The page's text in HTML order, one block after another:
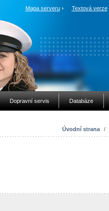
Mapa serveru Textová verze
Dopravní servis Databáze
Úvodní strana /